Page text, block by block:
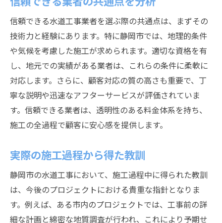
信頼できる水道工事業者を選ぶ際の共通点は、まずその
技術力と経験にあります。特に静岡市では、地理的条件
や気候を考慮した施工が求められます。適切な資格を有
し、地元での実績がある業者は、これらの条件に柔軟に
対応します。さらに、顧客対応の質の高さも重要で、丁
寧な説明や迅速なアフターサービスが評価されていま
す。信頼できる業者は、透明性のある料金体系を持ち、
施工の全過程で顧客に安心感を提供します。
実際の施工過程から得た教訓
静岡市の水道工事において、施工過程中に得られた教訓
は、今後のプロジェクトにおける貴重な指針となりま
す。例えば、ある市内のプロジェクトでは、工事前の詳
細な計画と綿密な地質調査が行われ、これにより予期せ